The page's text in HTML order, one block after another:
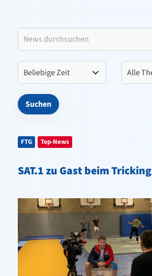
FTG Top-News
SAT.1 zu Gast beim Tricking
Sportangebote
Kontakt